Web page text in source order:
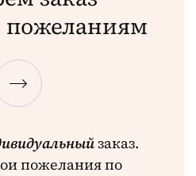
заказ.
пожелания по